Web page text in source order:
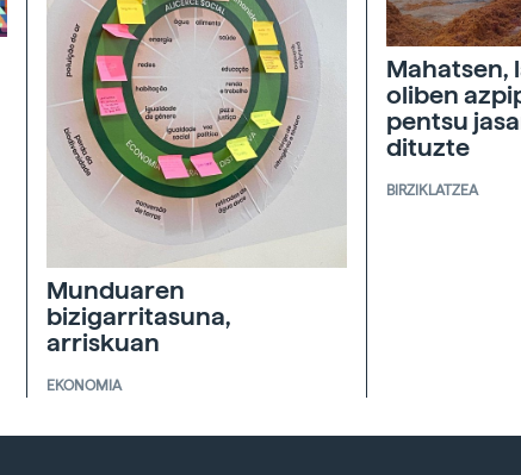
Munduaren
bizigarritasuna,
arriskuan
EKONOMIA
Mahatsen,
oliben
pentsu
dituzte
BIRZIKLATZEA